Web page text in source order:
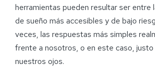
herramientas pueden resultar ser entre
de sueño más accesibles y de bajo
veces, las respuestas más simples
frente a nosotros, o en este caso, justo
nuestros ojos.